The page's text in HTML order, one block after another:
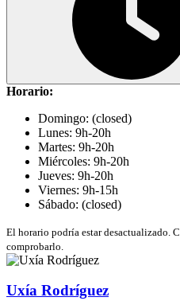
Horario:
Domingo: (closed)
Lunes: 9h-20h
Martes: 9h-20h
Miércoles: 9h-20h
Jueves: 9h-20h
Viernes: 9h-15h
Sábado: (closed)
El horario podría estar desactualizado.
comprobarlo.
Uxía Rodríguez